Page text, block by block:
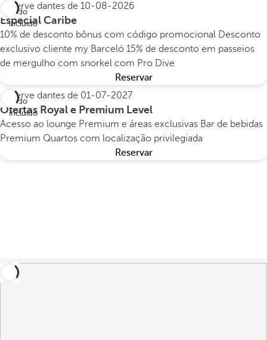
Tudo
incluído
Reserve dantes de 10-08-2026
Especial Caribe
10% de desconto bônus com código promocional Desconto
exclusivo cliente my Barceló 15% de desconto em passeios
de mergulho com snorkel com Pro Dive
Reservar
Tudo
incluído
Reserve dantes de 01-07-2027
Ofertas Royal e Premium Level
Acesso ao lounge Premium e áreas exclusivas Bar de bebidas
Premium Quartos com localização privilegiada
Reservar